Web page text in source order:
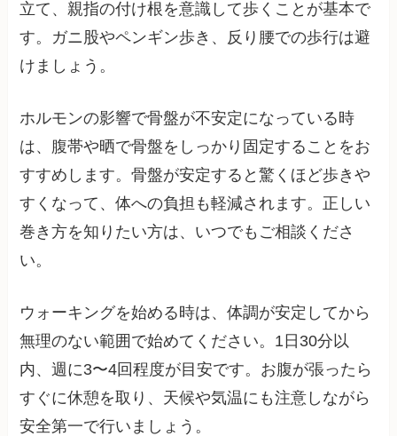
立て、親指の付け根を意識して歩くことが基本で
す。ガニ股やペンギン歩き、反り腰での歩行は避
けましょう。
ホルモンの影響で骨盤が不安定になっている時
は、腹帯や晒で骨盤をしっかり固定することをお
すすめします。骨盤が安定すると驚くほど歩きや
すくなって、体への負担も軽減されます。正しい
巻き方を知りたい方は、いつでもご相談くださ
い。
ウォーキングを始める時は、体調が安定してから
無理のない範囲で始めてください。1日30分以
内、週に3〜4回程度が目安です。お腹が張ったら
すぐに休憩を取り、天候や気温にも注意しながら
安全第一で行いましょう。